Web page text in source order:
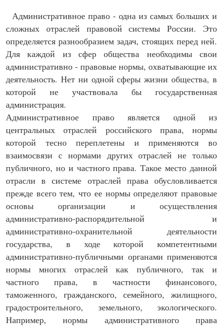
Административное право - одна из самых больших и
сложных отраслей правовой системы России. Это
определяется разнообразием задач, стоящих перед ней.
Для каждой из сфер общества необходимы свои
административно - правовые нормы, охватывающие их
деятельность. Нет ни одной сферы жизни общества, в
которой не участвовала бы государственная
администрация.
Административное право является одной из
центральных отраслей российского права, нормы
которой тесно переплетены и применяются во
взаимосвязи с нормами других отраслей не только
публичного, но и частного права. Такое место данной
отрасли в системе отраслей права обусловливается
прежде всего тем, что ее нормы определяют правовые
основы организации и осуществления
административно-распорядительной и
административно-охранительной деятельности
государства, в ходе которой компетентными
административно-публичными органами применяются
нормы многих отраслей как публичного, так и
частного права, в частности финансового,
таможенного, гражданского, семейного, жилищного,
градостроительного, земельного, экологического.
Например, нормы административного права